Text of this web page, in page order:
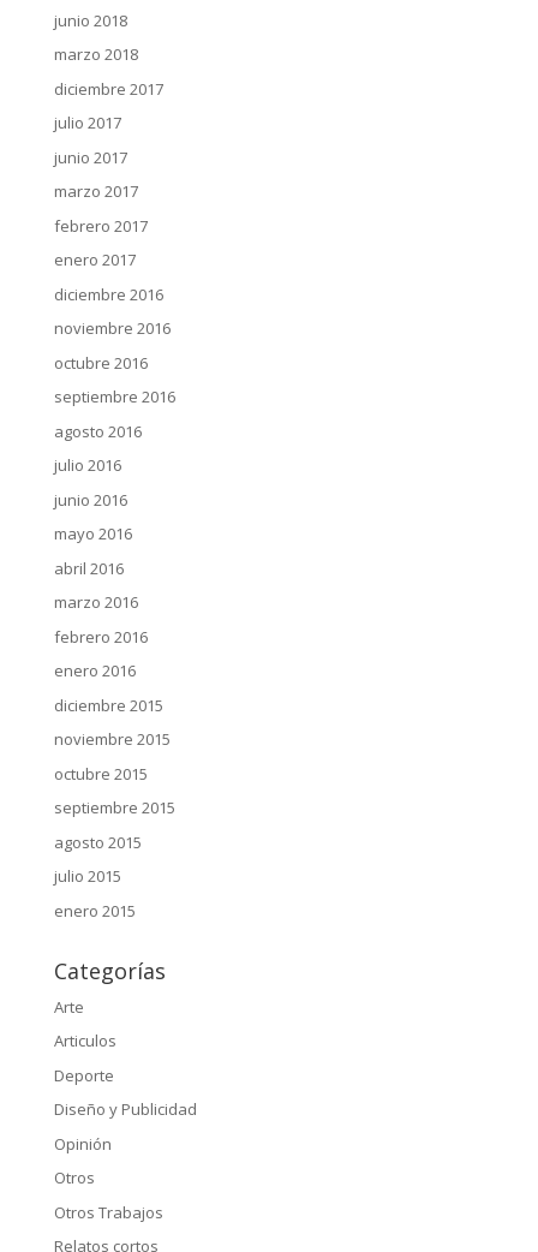
junio 2018
marzo 2018
diciembre 2017
julio 2017
junio 2017
marzo 2017
febrero 2017
enero 2017
diciembre 2016
noviembre 2016
octubre 2016
septiembre 2016
agosto 2016
julio 2016
junio 2016
mayo 2016
abril 2016
marzo 2016
febrero 2016
enero 2016
diciembre 2015
noviembre 2015
octubre 2015
septiembre 2015
agosto 2015
julio 2015
enero 2015
Categorías
Arte
Articulos
Deporte
Diseño y Publicidad
Opinión
Otros
Otros Trabajos
Relatos cortos